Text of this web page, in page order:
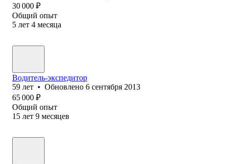
30 000 ₽
Общий опыт
5 лет 4 месяца
Водитель-экспедитор
59 лет • Обновлено 6 сентября 2013
65 000 ₽
Общий опыт
15 лет 9 месяцев